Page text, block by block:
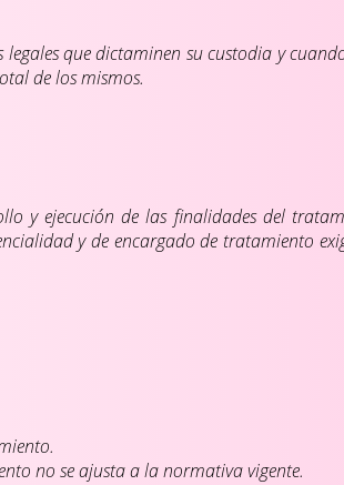
que dictaminen su custodia y
de los mismos.
y ejecución de las finalidades del
y de encargado de tratamiento
no se ajusta a la normativa vigente.